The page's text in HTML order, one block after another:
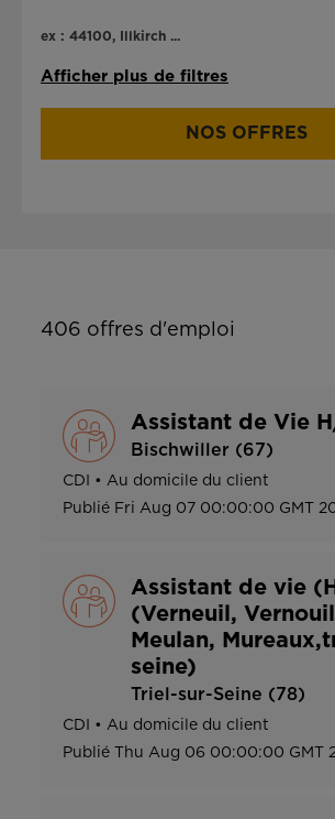
ex : 44100, Illkirch ...
Afficher plus de filtres
NOS OFFRES
406 offres d'emploi
Assistant de Vie
Bischwiller (67)
CDI • Au domicile du client
Publié Fri Aug 07 00:00:00 GMT
Assistant de vie
(Verneuil,
Meulan,
seine)
Triel-sur-Seine (78)
CDI • Au domicile du client
Publié
Thu Aug 06 00:00:00 GMT